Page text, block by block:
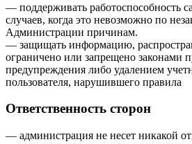
— поддерживать работоспособность
случаев, когда это невозможно по
Администрации причинам.
— защищать информацию,
ограничено или запрещено законами
предупреждения либо удалением
пользователя, нарушившего правила
Ответственность сторон
— администрация не несет никакой